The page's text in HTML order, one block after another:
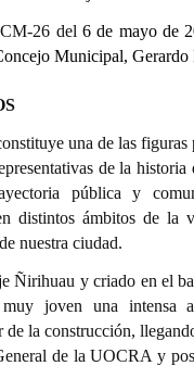
Letrada
Coordinadora
26 del 6 de mayo de
Municipal,
una de las figuras
de la historia
pública y
distintos ámbitos de la
nuestra ciudad.
Ñirihuau y criado en el
muy joven una intensa
la construcción,
de la UOCRA y